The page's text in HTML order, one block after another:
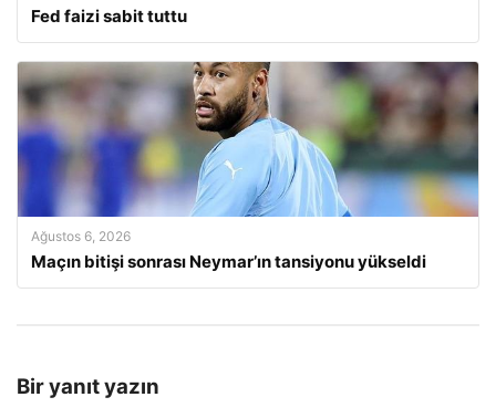
Fed faizi sabit tuttu
Ağustos 6, 2026
Maçın bitişi sonrası Neymar’ın tansiyonu yükseldi
Bir yanıt yazın